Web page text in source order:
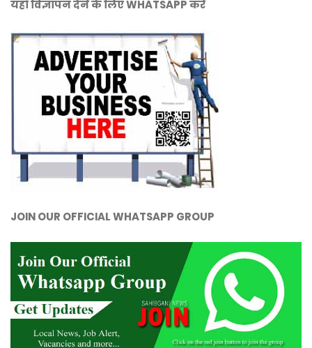
यहाँ विज्ञापन देनें के लिए WHATSAPP करें
JOIN OUR OFFICIAL WHATSAPP GROUP